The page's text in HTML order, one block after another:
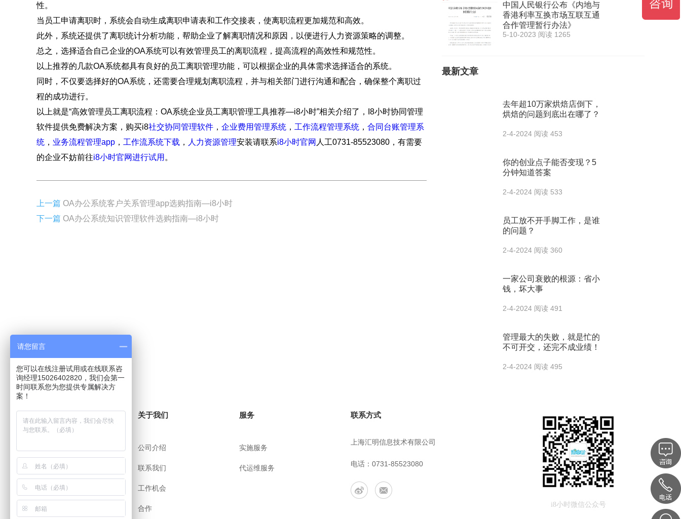
性。
当员工申请离职时，系统会自动生成离职申请表和工作交接表，使离职流程更加规范和高效。
此外，系统还提供了离职统计分析功能，帮助企业了解离职情况和原因，以便进行人力资源策略的调整。
总之，选择适合自己企业的OA系统可以有效管理员工的离职流程，提高流程的高效性和规范性。
以上推荐的几款OA系统都具有良好的员工离职管理功能，可以根据企业的具体需求选择适合的系统。
同时，不仅要选择好的OA系统，还需要合理规划离职流程，并与相关部门进行沟通和配合，确保整个离职过
程的成功进行。
以上就是“高效管理员工离职流程：OA系统企业员工离职管理工具推荐—i8小时”相关介绍了，I8小时协同管理
软件提供免费解决方案，购买i8社交协同管理软件 ， 企业费用管理系统 ， 工作流程管理系统 ， 合同台账管理系
统 ， 业务流程管理app ， 工作流系统下载 ， 人力资源管理安装请联系i8小时官网 人工0731-85523080，有需要
的企业不妨前往i8小时官网进行试用 。
上一篇 OA办公系统客户关系管理app选购指南—i8小时
下一篇 OA办公系统知识管理软件选购指南—i8小时
中国人民银行公布《内地与
香港利率互换市场互联互通
合作管理暂行办法》
5-10-2023 阅读 1265
最新文章
去年超10万家烘焙店倒下，
烘焙的问题到底出在哪了？
2-4-2024 阅读 453
你的创业点子能否变现？5
分钟知道答案
2-4-2024 阅读 533
员工放不开手脚工作，是谁
的问题？
2-4-2024 阅读 360
一家公司衰败的根源：省小
钱，坏大事
2-4-2024 阅读 491
管理最大的失败，就是忙的
不可开交，还完不成业绩！
2-4-2024 阅读 495
用户协议
安全策略
app下载
关于我们
公司介绍
联系我们
工作机会
合作
服务
实施服务
代运维服务
联系方式
上海汇明信息技术有限公司
电话：0731-85523080
i8小时微信公众号
请您留言
您可以在线注册试用或在线联系咨
询经理15026402820，我们会第一
时间联系您为您提供专属解决方
案！